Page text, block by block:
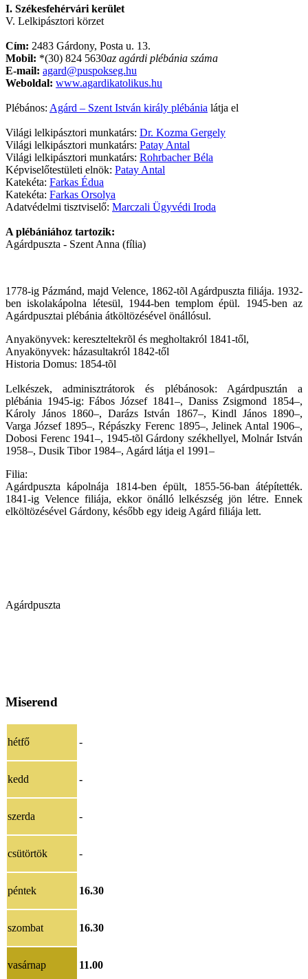
I. Székesfehérvári kerület
V. Lelkipásztori körzet
Cím: 2483 Gárdony, Posta u. 13.
Mobil: *(30) 824 5630az agárdi plébánia száma
E-mail: agard@puspokseg.hu
Weboldal: www.agardikatolikus.hu
Plébános: Agárd – Szent István király plébánia látja el
Világi lelkipásztori munkatárs: Dr. Kozma Gergely
Világi lelkipásztori munkatárs: Patay Antal
Világi lelkipásztori munkatárs: Rohrbacher Béla
Képviselőtestületi elnök: Patay Antal
Katekéta: Farkas Édua
Katekéta: Farkas Orsolya
Adatvédelmi tisztviselő: Marczali Ügyvédi Iroda
A plébániához tartozik:
Agárdpuszta - Szent Anna (fília)
1778-ig Pázmánd, majd Velence, 1862-tõl Agárdpuszta filiája. 1932-
ben iskolakápolna létesül, 1944-ben templom épül. 1945-ben az
Agárdpusztai plébánia átköltözésével önállósul.
Anyakönyvek: kereszteltekrõl és megholtakról 1841-től,
Anyakönyvek: házasultakról 1842-től
Historia Domus: 1854-tõl
Lelkészek, adminisztrátorok és plébánosok: Agárdpusztán a
plébánia 1945-ig: Fábos József 1841–, Daniss Zsigmond 1854–,
Károly János 1860–, Darázs István 1867–, Kindl János 1890–,
Varga József 1895–, Répászky Ferenc 1895–, Jelinek Antal 1906–,
Dobosi Ferenc 1941–, 1945-tõl Gárdony székhellyel, Molnár István
1958–, Dusik Tibor 1984–, Agárd látja el 1991–
Filia:
Agárdpuszta kápolnája 1814-ben épült, 1855-56-ban átépítették.
1841-ig Velence filiája, ekkor önálló lelkészség jön létre. Ennek
elköltözésével Gárdony, később egy ideig Agárd filiája lett.
Agárdpuszta
Miserend
hétfő -
kedd -
szerda -
csütörtök -
péntek 16.30
szombat 16.30
vasárnap 11.00